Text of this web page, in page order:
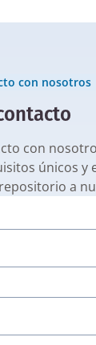
con nosotros
con
únicos y
a